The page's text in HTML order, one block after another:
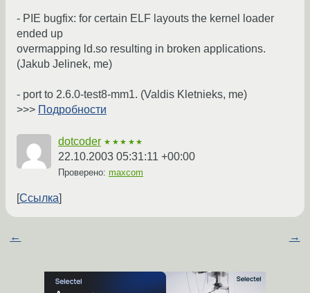
- PIE bugfix: for certain ELF layouts the kernel loader
ended up
overmapping ld.so resulting in broken applications.
(Jakub Jelinek, me)
- port to 2.6.0-test8-mm1. (Valdis Kletnieks, me)
>>> Подробности
dotcoder ★★★★★
22.10.2003 05:31:11 +00:00
Проверено: maxcom
Ссылка
← →